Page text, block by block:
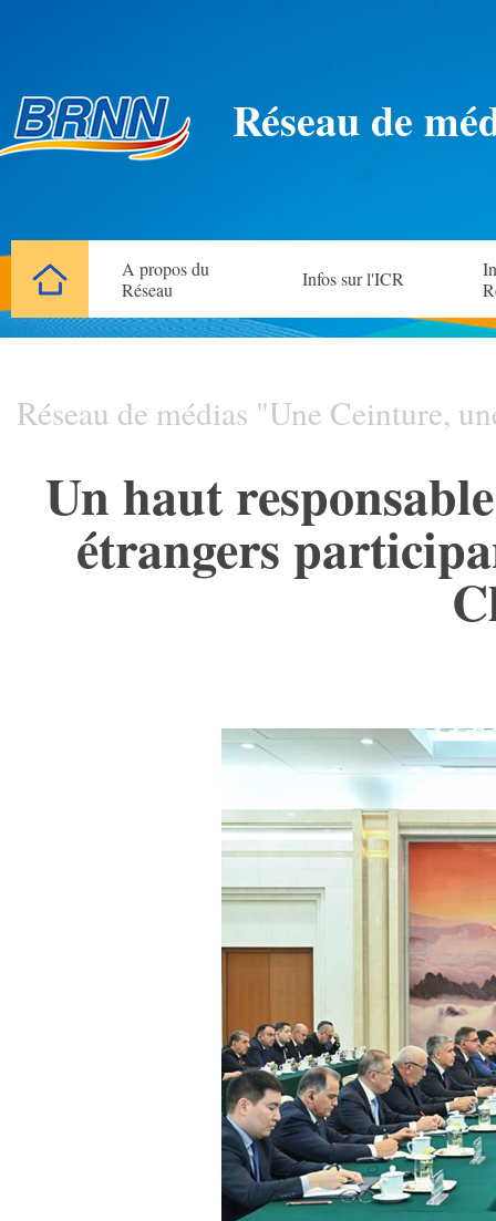
Réseau de
A propos du
Réseau
Infos sur l'ICR
Réseau de médias "Une Ceinture,
Un haut
étrangers